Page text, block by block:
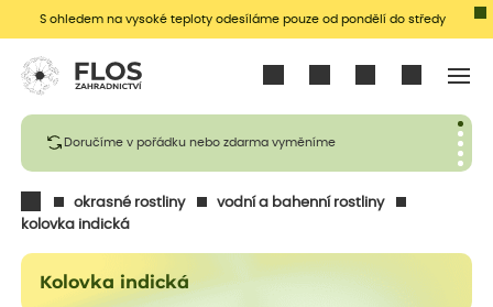
S ohledem na vysoké teploty odesíláme pouze od pondělí do středy
Doručíme v pořádku nebo zdarma vyměníme
okrasné rostliny
vodní a bahenní rostliny
kolovka indická
Kolovka indická